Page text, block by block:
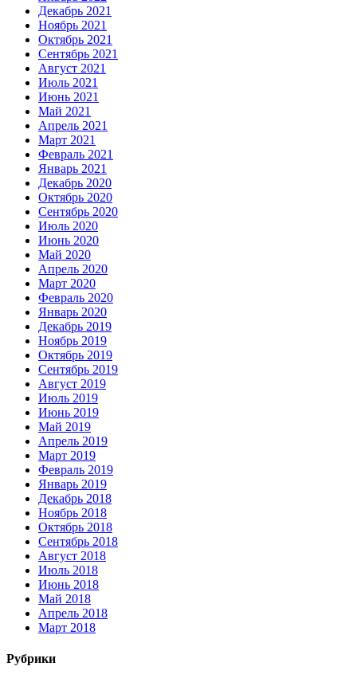
Декабрь 2021
Ноябрь 2021
Октябрь 2021
Сентябрь 2021
Август 2021
Июль 2021
Июнь 2021
Май 2021
Апрель 2021
Март 2021
Февраль 2021
Январь 2021
Декабрь 2020
Октябрь 2020
Сентябрь 2020
Июль 2020
Июнь 2020
Май 2020
Апрель 2020
Март 2020
Февраль 2020
Январь 2020
Декабрь 2019
Ноябрь 2019
Октябрь 2019
Сентябрь 2019
Август 2019
Июль 2019
Июнь 2019
Май 2019
Апрель 2019
Март 2019
Февраль 2019
Январь 2019
Декабрь 2018
Ноябрь 2018
Октябрь 2018
Сентябрь 2018
Август 2018
Июль 2018
Июнь 2018
Май 2018
Апрель 2018
Март 2018
Рубрики